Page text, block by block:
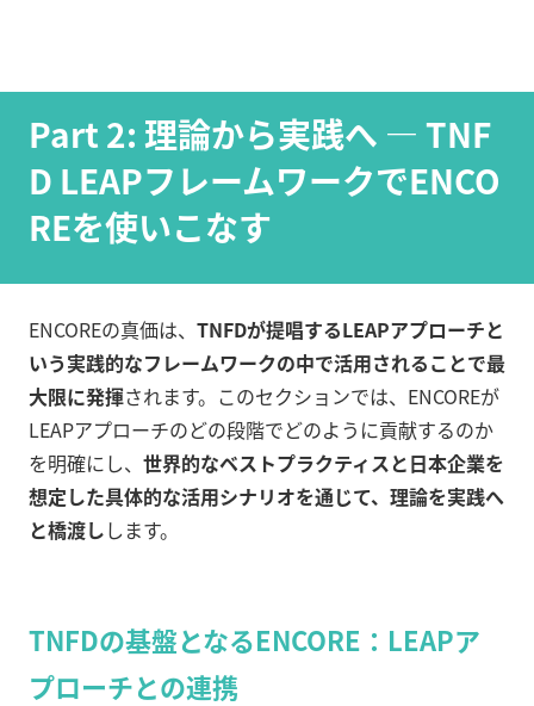
Part 2: 理論から実践へ — TNF
D LEAPフレームワークでENCO
REを使いこなす
ENCOREの真価は、 TNFDが提唱するLEAPアプローチと
いう実践的なフレームワークの中で活用されることで最
大限に発揮されます。このセクションでは、ENCOREが
LEAPアプローチのどの段階でどのように貢献するのか
を明確にし、 世界的なベストプラクティスと日本企業を
想定した具体的な活用シナリオを通じて、理論を実践へ
と橋渡しします。
TNFDの基盤となるENCORE：LEAPア
プローチとの連携